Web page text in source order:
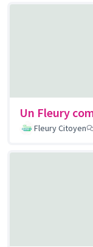
Un Fleury
Fleury Citoyen